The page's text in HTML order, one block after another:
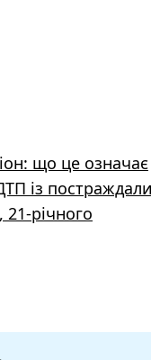
що це означає
із
21-річного